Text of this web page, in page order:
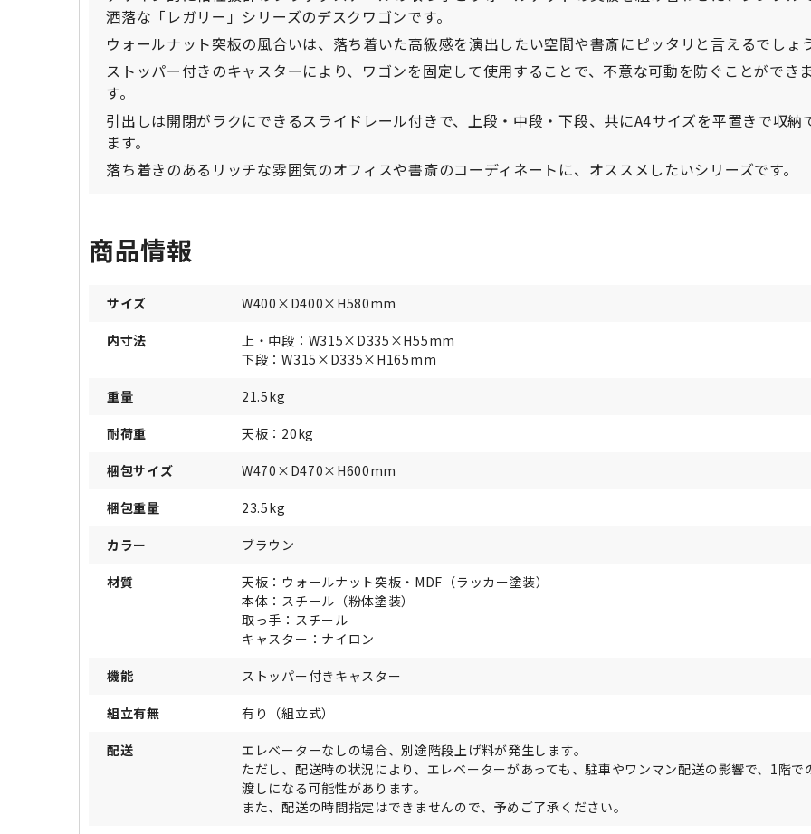
洒落な「レガリー」シリーズのデスクワゴンです。
ウォールナット突板の風合いは、落ち着いた高級感を演出したい空間や書斎にピッタリと言えるでしょ
ストッパー付きのキャスターにより、ワゴンを固定して使用することで、不意な可動を防ぐことができ
す。
引出しは開閉がラクにできるスライドレール付きで、上段・中段・下段、共にA4サイズを平置きで収納
ます。
落ち着きのあるリッチな雰囲気のオフィスや書斎のコーディネートに、オススメしたいシリーズです。
商品情報
サイズ W400×D400×H580mm
内寸法
上・中段：W315×D335×H55mm
下段：W315×D335×H165mm
重量 21.5kg
耐荷重 天板：20kg
梱包サイズ W470×D470×H600mm
梱包重量 23.5kg
カラー ブラウン
材質
天板：ウォールナット突板・MDF（ラッカー塗装）
本体：スチール（粉体塗装）
取っ手：スチール
キャスター：ナイロン
機能 ストッパー付きキャスター
組立有無 有り（組立式）
配送
エレベーターなしの場合、別途階段上げ料が発生します。
ただし、配送時の状況により、エレベーターがあっても、駐車やワンマン配送の影響で、1階で
渡しになる可能性があります。
また、配送の時間指定はできませんので、予めご了承ください。